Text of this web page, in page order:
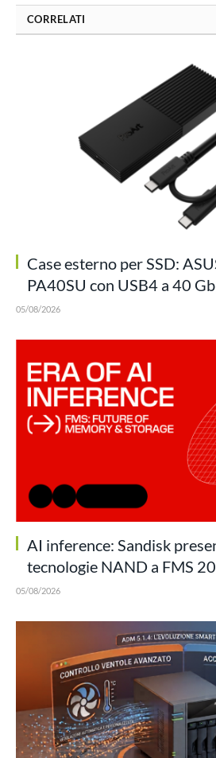
CORRELATI
Case esterno per SSD:
PA40SU con USB4 a 40
05/08/2026
AI inference: Sandisk
tecnologie NAND a FMS
05/08/2026